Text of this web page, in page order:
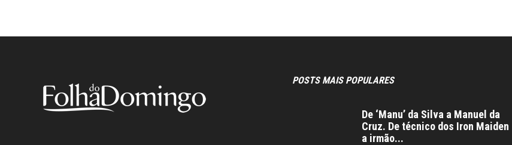
POSTS MAIS POPULARES
De ‘Manu’ da Silva a Manuel da
Cruz. De técnico dos Iron Maiden
a irmão...